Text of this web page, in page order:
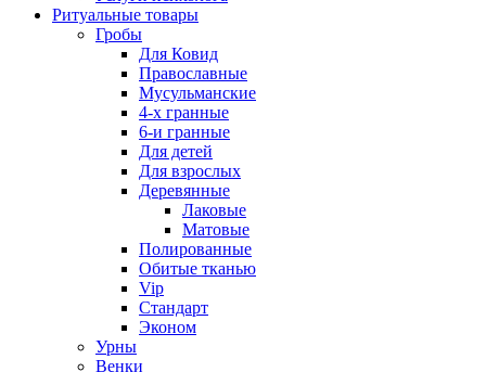
Ритуальные товары
Гробы
Для Ковид
Православные
Мусульманские
4-х гранные
6-и гранные
Для детей
Для взрослых
Деревянные
Лаковые
Матовые
Полированные
Обитые тканью
Vip
Стандарт
Эконом
Урны
Венки